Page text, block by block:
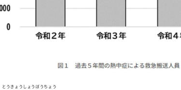
とうきょうしょうぼうちょう